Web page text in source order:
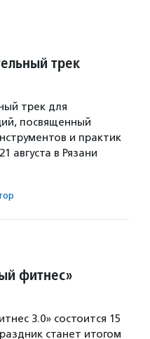
трек
трек для
посвященный
и практик
августа в Рязани
фитнес»
3.0» состоится 15
станет итогом